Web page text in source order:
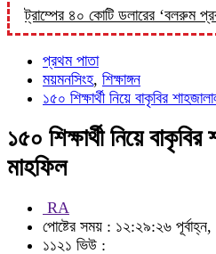
৪০ কোটি ডলারের ‘বলরুম
প্রথম পাতা
ময়মনসিংহ, শিক্ষাঙ্গন
১৫০ শিক্ষার্থী নিয়ে বাকৃবির
১৫০ শিক্ষার্থী নিয়ে
মাহফিল
RA
পোষ্টের সময় : ১২:২৯:২৬ পূর্বাহ্ন,
১১২১ ভিউ :